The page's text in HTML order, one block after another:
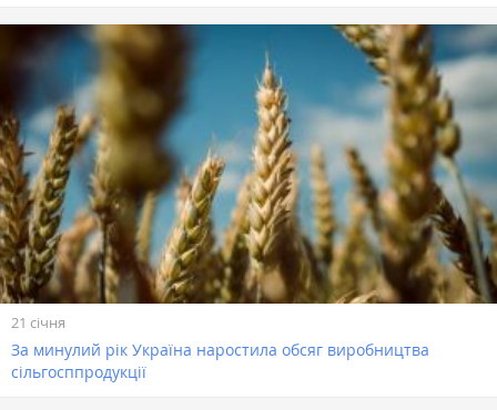
21 січня
За минулий рік Україна наростила обсяг виробництва
сільгосппродукції